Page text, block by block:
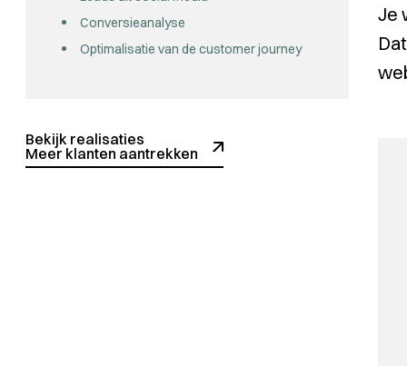
Conversieanalyse
Optimalisatie van de customer journey
Bekijk realisaties
Meer klanten aantrekken
Je